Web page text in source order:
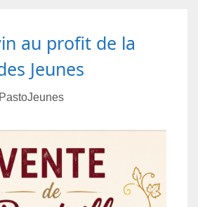
au profit de la
Jeunes
PastoJeunes